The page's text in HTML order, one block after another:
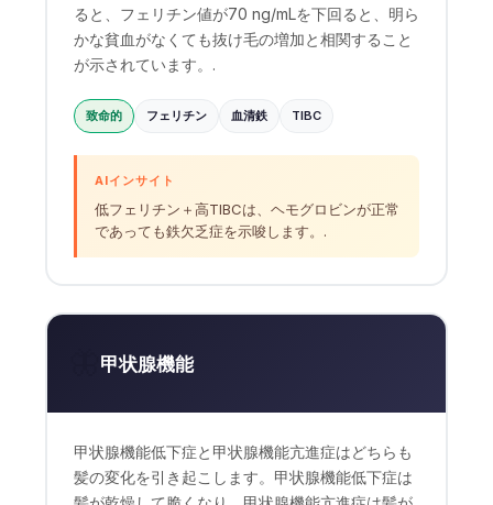
ると、フェリチン値が70 ng/mLを下回ると、明ら
かな貧血がなくても抜け毛の増加と相関すること
が示されています。.
致命的 フェリチン 血清鉄 TIBC
AIインサイト
低フェリチン＋高TIBCは、ヘモグロビンが正常
であっても鉄欠乏症を示唆します。.
甲状腺機能
甲状腺機能低下症と甲状腺機能亢進症はどちらも
髪の変化を引き起こします。甲状腺機能低下症は